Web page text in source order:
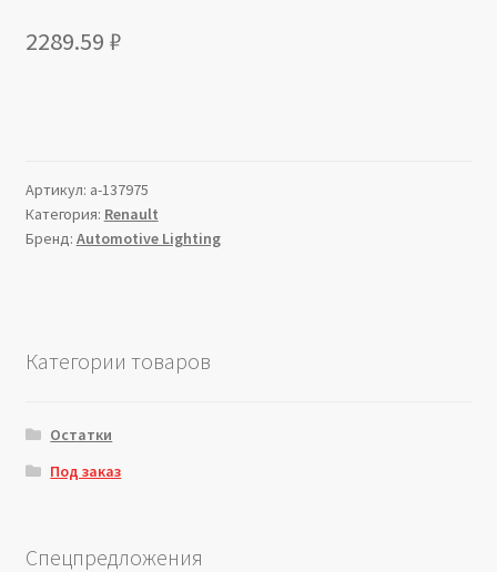
2289.59 ₽
Артикул: a-137975
Категория: Renault
Бренд: Automotive Lighting
Категории товаров
Остатки
Под заказ
Спецпредложения